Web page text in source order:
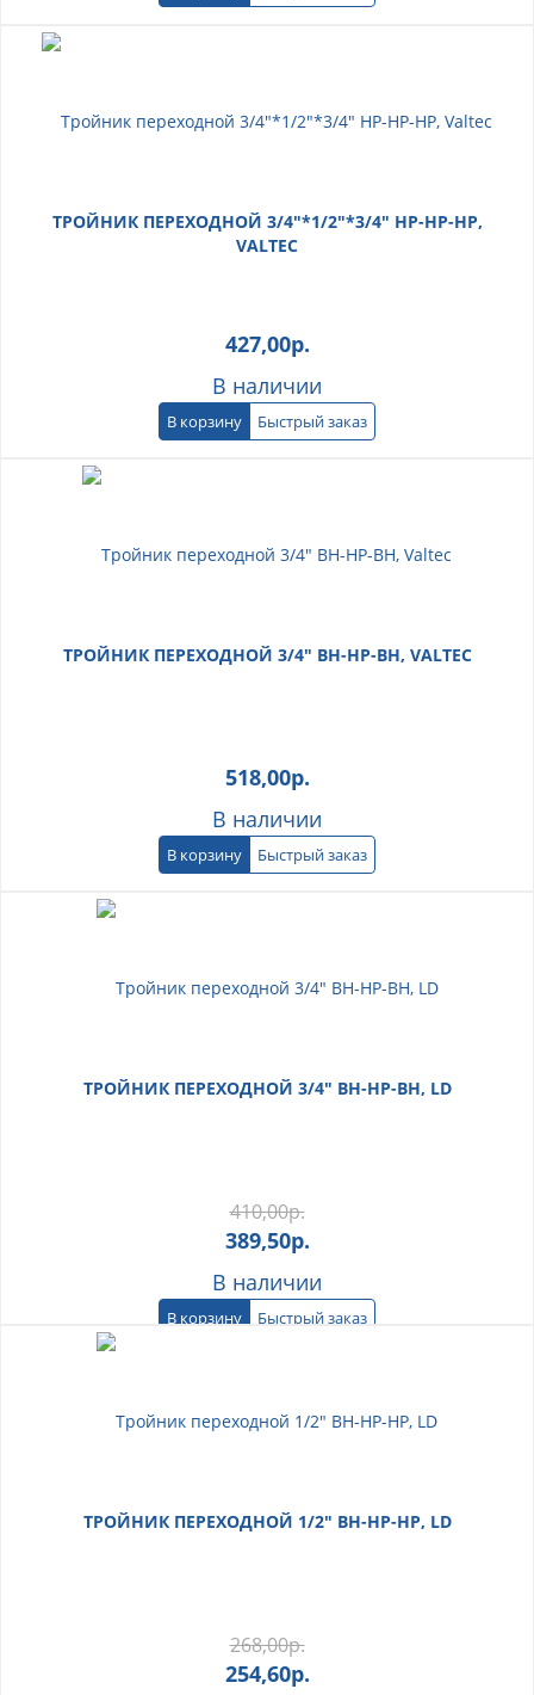
ТРОЙНИК ПЕРЕХОДНОЙ 3/4"*1/2"*3/4" НР-НР-НР,
VALTEC
427,00р.
В наличии
В корзину Быстрый заказ
ТРОЙНИК ПЕРЕХОДНОЙ 3/4" ВН-НР-ВН, VALTEC
518,00р.
В наличии
В корзину Быстрый заказ
ТРОЙНИК ПЕРЕХОДНОЙ 3/4" ВН-НР-ВН, LD
410,00р.
389,50р.
В наличии
В корзину Быстрый заказ
ТРОЙНИК ПЕРЕХОДНОЙ 1/2" ВН-НР-НР, LD
268,00р.
254,60р.